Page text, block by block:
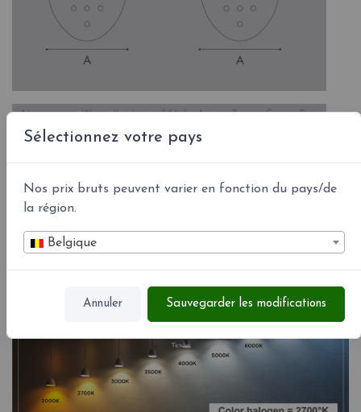
Sélectionnez votre pays
Nos prix bruts peuvent varier en fonction du pays/de
la région.
Belgique
Annuler Sauvegarder les modifications
Couleurs led °K